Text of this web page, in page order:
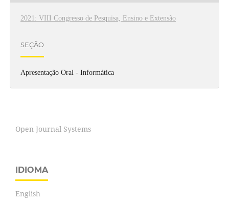
2021: VIII Congresso de Pesquisa, Ensino e Extensão
SEÇÃO
Apresentação Oral - Informática
Open Journal Systems
IDIOMA
English